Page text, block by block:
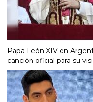
Papa León XIV en
canción oficial para su